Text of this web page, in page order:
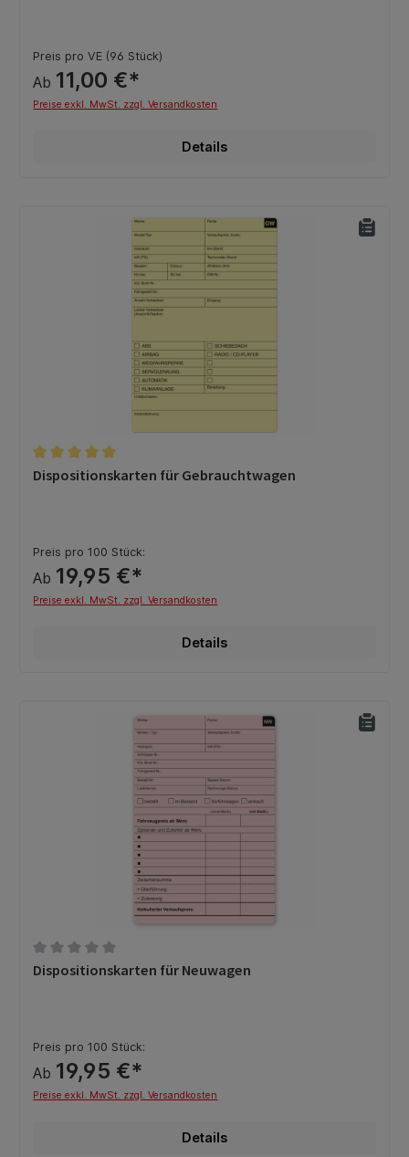
Preis pro VE (96 Stück)
Ab 11,00 €*
Preise exkl. MwSt. zzgl. Versandkosten
Details
Durchschnittliche Bewertung von 5 von 5 Sternen
Dispositionskarten für Gebrauchtwagen
Preis pro 100 Stück:
Ab 19,95 €*
Preise exkl. MwSt. zzgl. Versandkosten
Details
Durchschnittliche Bewertung von 0 von 5 Sternen
Dispositionskarten für Neuwagen
Preis pro 100 Stück:
Ab 19,95 €*
Preise exkl. MwSt. zzgl. Versandkosten
Details